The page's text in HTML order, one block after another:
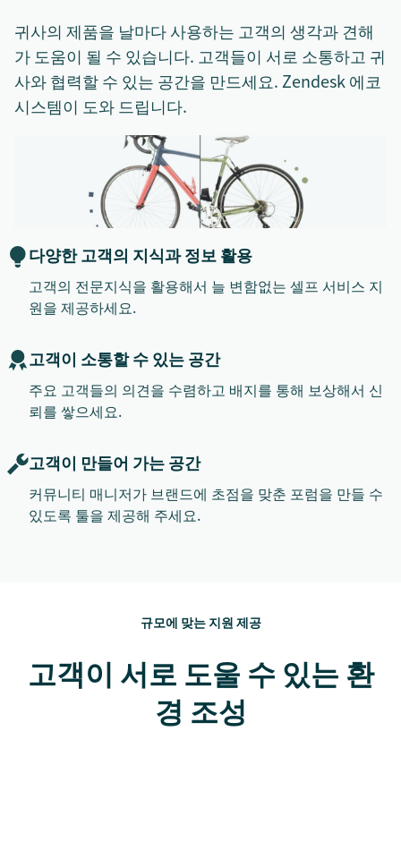
귀사의 제품을 날마다 사용하는 고객의 생각과 견해
가 도움이 될 수 있습니다. 고객들이 서로 소통하고 귀
사와 협력할 수 있는 공간을 만드세요. Zendesk 에코
시스템이 도와 드립니다.
다양한 고객의 지식과 정보 활용
고객의 전문지식을 활용해서 늘 변함없는 셀프 서비스 지
원을 제공하세요.
고객이 소통할 수 있는 공간
주요 고객들의 의견을 수렴하고 배지를 통해 보상해서 신
뢰를 쌓으세요.
고객이 만들어 가는 공간
커뮤니티 매니저가 브랜드에 초점을 맞춘 포럼을 만들 수
있도록 툴을 제공해 주세요.
규모에 맞는 지원 제공
고객이 서로 도울 수 있는 환
경 조성